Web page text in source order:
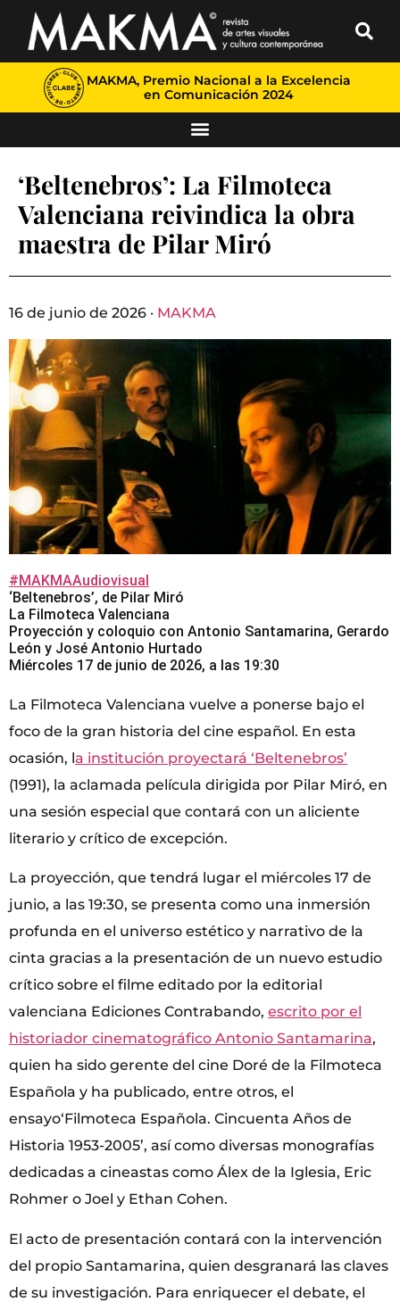
MAKMA, Premio Nacional a la Excelencia
en Comunicación 2024
‘Beltenebros’: La Filmoteca
Valenciana reivindica la obra
maestra de Pilar Miró
16 de junio de 2026 · MAKMA
#MAKMAAudiovisual
‘Beltenebros’, de Pilar Miró
La Filmoteca Valenciana
Proyección y coloquio con Antonio Santamarina, Gerardo
León y José Antonio Hurtado
Miércoles 17 de junio de 2026, a las 19:30
La Filmoteca Valenciana vuelve a ponerse bajo el
foco de la gran historia del cine español. En esta
ocasión, la institución proyectará ‘Beltenebros’
(1991), la aclamada película dirigida por Pilar Miró, en
una sesión especial que contará con un aliciente
literario y crítico de excepción.
La proyección, que tendrá lugar el miércoles 17 de
junio, a las 19:30, se presenta como una inmersión
profunda en el universo estético y narrativo de la
cinta gracias a la presentación de un nuevo estudio
crítico sobre el filme editado por la editorial
valenciana Ediciones Contrabando, escrito por el
historiador cinematográfico Antonio Santamarina,
quien ha sido gerente del cine Doré de la Filmoteca
Española y ha publicado, entre otros, el
ensayo‘Filmoteca Española. Cincuenta Años de
Historia 1953-2005’, así como diversas monografías
dedicadas a cineastas como Álex de la Iglesia, Eric
Rohmer o Joel y Ethan Cohen.
El acto de presentación contará con la intervención
del propio Santamarina, quien desgranará las claves
de su investigación. Para enriquecer el debate, el